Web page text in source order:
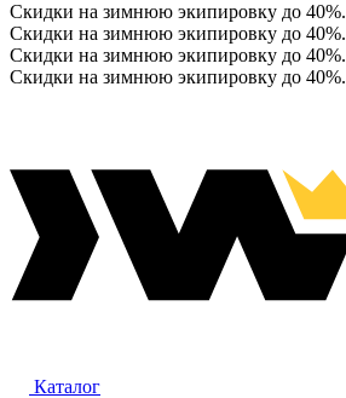
Скидки на зимнюю экипировку до 40%.
Скидки на зимнюю экипировку до 40%.
Скидки на зимнюю экипировку до 40%.
Скидки на зимнюю экипировку до 40%.
Каталог